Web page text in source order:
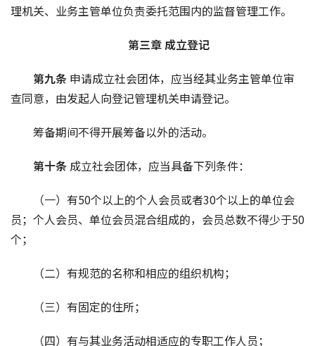
理机关、业务主管单位负责委托范围内的监督管理工作。
第三章 成立登记
第九条 申请成立社会团体，应当经其业务主管单位审
查同意，由发起人向登记管理机关申请登记。
筹备期间不得开展筹备以外的活动。
第十条 成立社会团体，应当具备下列条件：
（一）有50个以上的个人会员或者30个以上的单位会
员；个人会员、单位会员混合组成的，会员总数不得少于50
个；
（二）有规范的名称和相应的组织机构；
（三）有固定的住所；
（四）有与其业务活动相适应的专职工作人员；